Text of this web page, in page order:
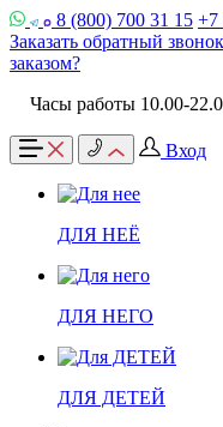
8 (800) 700 31 15 +7
Заказать обратный
заказом?
Часы работы 10.00-
Вход
ДЛЯ НЕЁ
ДЛЯ НЕГО
ДЛЯ ДЕТЕЙ